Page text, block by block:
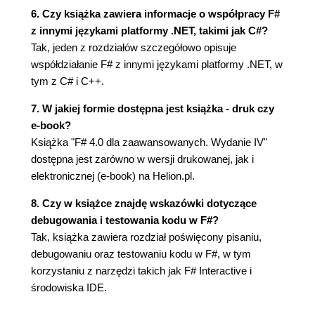
Wprowadzenie do interfejsowych typów
obiektowych (141)
Inne techniki implementowania obiektów (146)
Łączenie podejścia funkcyjnego i obiektów -
zwalnianie zasobów (151)
Używanie obiektów języka F# i typów platformy
.NET (160)
Podsumowanie (163)
Rozdział 7. Hermetyzacja i porządkowanie kodu
Ukrywanie elementów (165)
Porządkowanie kodu za pomocą przestrzeni nazw
i modułów (170)
Projekty, podzespoły i kolejność kompilacji (174)
Posługiwanie się plikami z sygnaturami (179)
6. Czy książka zawiera informacje o współpracy F#
z innymi językami platformy .NET, takimi jak C#?
Tak, jeden z rozdziałów szczegółowo opisuje
współdziałanie F# z innymi językami platformy .NET, w
tym z C# i C++.
7. W jakiej formie dostępna jest książka - druk czy
e-book?
Książka "F# 4.0 dla zaawansowanych. Wydanie IV"
dostępna jest zarówno w wersji drukowanej, jak i
elektronicznej (e-book) na Helion.pl.
8. Czy w książce znajdę wskazówki dotyczące
debugowania i testowania kodu w F#?
Tak, książka zawiera rozdział poświęcony pisaniu,
debugowaniu oraz testowaniu kodu w F#, w tym
korzystaniu z narzędzi takich jak F# Interactive i
środowiska IDE.